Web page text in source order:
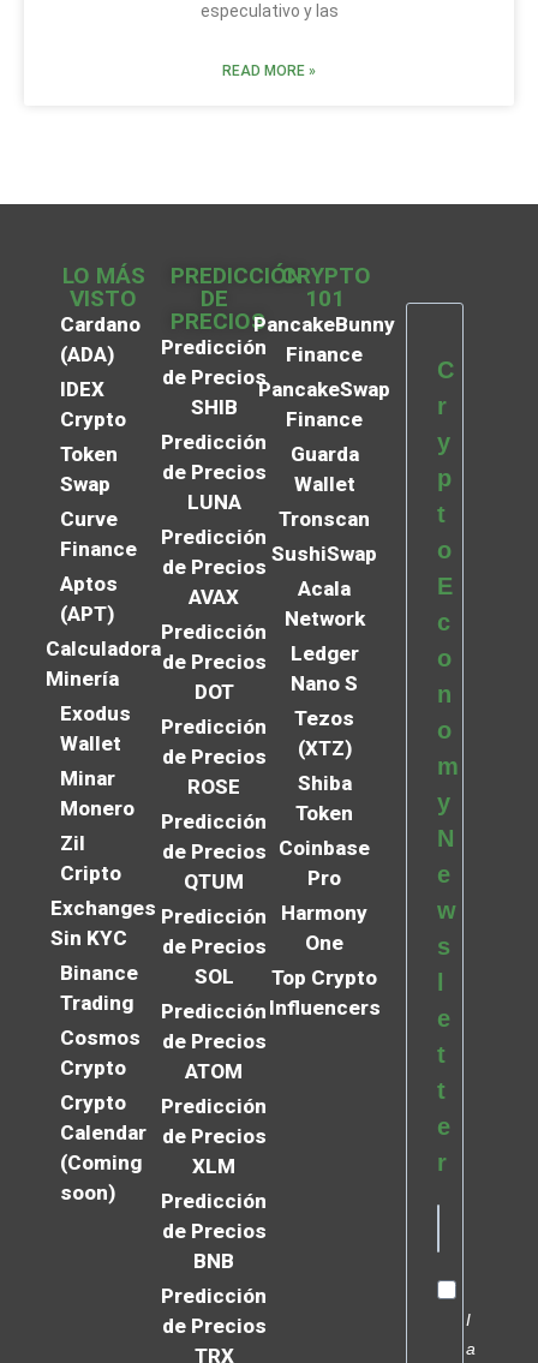
especulativo y las
READ MORE »
LO MÁS
VISTO
Cardano
(ADA)
IDEX
Crypto
Token
Swap
Curve
Finance
Aptos
(APT)
Calculadora
Minería
Exodus
Wallet
Minar
Monero
Zil
Cripto
Exchanges
Sin KYC
Binance
Trading
Cosmos
Crypto
Crypto
Calendar
(Coming
soon)
PREDICCIÓN
DE
PRECIOS
Predicción
de Precios
SHIB
Predicción
de Precios
LUNA
Predicción
de Precios
AVAX
Predicción
de Precios
DOT
Predicción
de Precios
ROSE
Predicción
de Precios
QTUM
Predicción
de Precios
SOL
Predicción
de Precios
ATOM
Predicción
de Precios
XLM
Predicción
de Precios
BNB
Predicción
de Precios
TRX
CRYPTO
101
PancakeBunny
Finance
PancakeSwap
Finance
Guarda
Wallet
Tronscan
SushiSwap
Acala
Network
Ledger
Nano S
Tezos
(XTZ)
Shiba
Token
Coinbase
Pro
Harmony
One
Top Crypto
Influencers
C
r
y
p
t
o
E
c
o
n
o
m
y
N
e
w
s
e
t
t
e
r
I
a